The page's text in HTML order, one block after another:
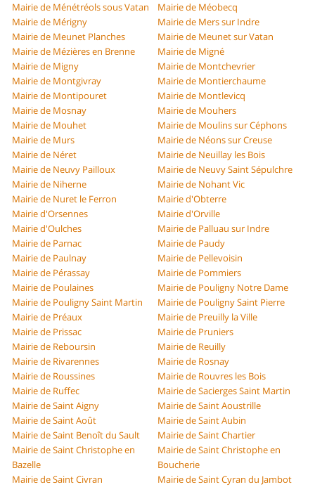
Mairie de Ménétréols sous Vatan
Mairie de Méobecq
Mairie de Mérigny
Mairie de Mers sur Indre
Mairie de Meunet Planches
Mairie de Meunet sur Vatan
Mairie de Mézières en Brenne
Mairie de Migné
Mairie de Migny
Mairie de Montchevrier
Mairie de Montgivray
Mairie de Montierchaume
Mairie de Montipouret
Mairie de Montlevicq
Mairie de Mosnay
Mairie de Mouhers
Mairie de Mouhet
Mairie de Moulins sur Céphons
Mairie de Murs
Mairie de Néons sur Creuse
Mairie de Néret
Mairie de Neuillay les Bois
Mairie de Neuvy Pailloux
Mairie de Neuvy Saint Sépulchre
Mairie de Niherne
Mairie de Nohant Vic
Mairie de Nuret le Ferron
Mairie d'Obterre
Mairie d'Orsennes
Mairie d'Orville
Mairie d'Oulches
Mairie de Palluau sur Indre
Mairie de Parnac
Mairie de Paudy
Mairie de Paulnay
Mairie de Pellevoisin
Mairie de Pérassay
Mairie de Pommiers
Mairie de Poulaines
Mairie de Pouligny Notre Dame
Mairie de Pouligny Saint Martin
Mairie de Pouligny Saint Pierre
Mairie de Préaux
Mairie de Preuilly la Ville
Mairie de Prissac
Mairie de Pruniers
Mairie de Reboursin
Mairie de Reuilly
Mairie de Rivarennes
Mairie de Rosnay
Mairie de Roussines
Mairie de Rouvres les Bois
Mairie de Ruffec
Mairie de Sacierges Saint Martin
Mairie de Saint Aigny
Mairie de Saint Aoustrille
Mairie de Saint Août
Mairie de Saint Aubin
Mairie de Saint Benoît du Sault
Mairie de Saint Chartier
Mairie de Saint Christophe en
Bazelle
Mairie de Saint Christophe en
Boucherie
Mairie de Saint Civran
Mairie de Saint Cyran du Jambot